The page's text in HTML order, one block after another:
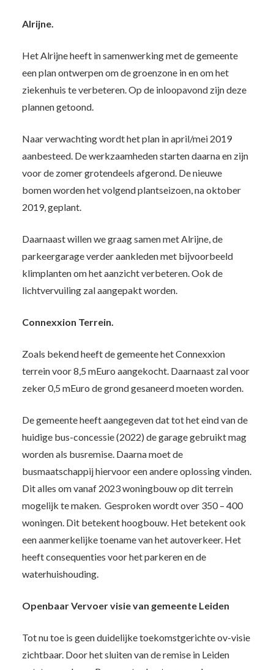
Alrijne.
Het Alrijne heeft in samenwerking met de gemeente
een plan ontwerpen om de groenzone in en om het
ziekenhuis te verbeteren. Op de inloopavond zijn deze
plannen getoond.
Naar verwachting wordt het plan in april/mei 2019
aanbesteed. De werkzaamheden starten daarna en zijn
voor de zomer grotendeels afgerond. De nieuwe
bomen worden het volgend plantseizoen, na oktober
2019, geplant.
Daarnaast willen we graag samen met Alrijne, de
parkeergarage verder aankleden met bijvoorbeeld
klimplanten om het aanzicht verbeteren. Ook de
lichtvervuiling zal aangepakt worden.
Connexxion Terrein.
Zoals bekend heeft de gemeente het Connexxion
terrein voor 8,5 mEuro aangekocht. Daarnaast zal voor
zeker 0,5 mEuro de grond gesaneerd moeten worden.
De gemeente heeft aangegeven dat tot het eind van de
huidige bus-concessie (2022) de garage gebruikt mag
worden als busremise. Daarna moet de
busmaatschappij hiervoor een andere oplossing vinden.
Dit alles om vanaf 2023 woningbouw op dit terrein
mogelijk te maken. Gesproken wordt over 350 – 400
woningen. Dit betekent hoogbouw. Het betekent ook
een aanmerkelijke toename van het autoverkeer. Het
heeft consequenties voor het parkeren en de
waterhuishouding.
Openbaar Vervoer visie van gemeente Leiden
Tot nu toe is geen duidelijke toekomstgerichte ov-visie
zichtbaar. Door het sluiten van de remise in Leiden